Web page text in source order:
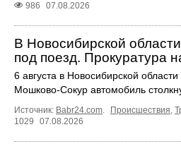
986
07.08.2026
В Новосибирской
под поезд. Прокуратура
6 августа в Новосибирской
Мошково-Сокур автомобиль
Источник: Babr24.com. Происшествия,
1029
07.08.2026